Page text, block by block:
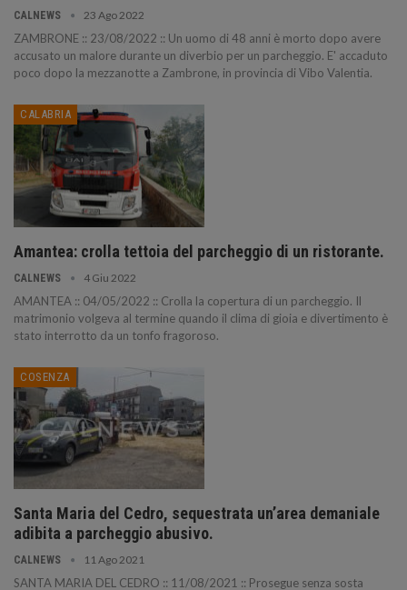
CALNEWS 23 Ago 2022
ZAMBRONE :: 23/08/2022 :: Un uomo di 48 anni è morto dopo avere
accusato un malore durante un diverbio per un parcheggio. E' accaduto
poco dopo la mezzanotte a Zambrone, in provincia di Vibo Valentia.
CALABRIA
Amantea: crolla tettoia del parcheggio di un ristorante.
CALNEWS 4 Giu 2022
AMANTEA :: 04/05/2022 :: Crolla la copertura di un parcheggio. Il
matrimonio volgeva al termine quando il clima di gioia e divertimento è
stato interrotto da un tonfo fragoroso.
COSENZA
Santa Maria del Cedro, sequestrata un’area demaniale
adibita a parcheggio abusivo.
CALNEWS 11 Ago 2021
SANTA MARIA DEL CEDRO :: 11/08/2021 :: Prosegue senza sosta